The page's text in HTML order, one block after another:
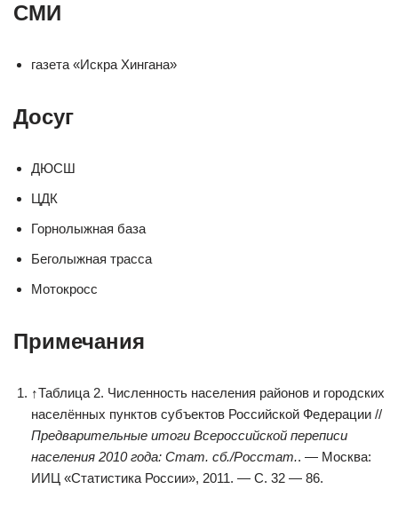
СМИ
газета «Искра Хингана»
Досуг
ДЮСШ
ЦДК
Горнолыжная база
Беголыжная трасса
Мотокросс
Примечания
↑Таблица 2. Численность населения районов и городских
населённых пунктов субъектов Российской Федерации //
Предварительные итоги Всероссийской переписи
населения 2010 года: Стат. сб./Росстат.. — Москва:
ИИЦ «Статистика России», 2011. — С. 32 — 86.